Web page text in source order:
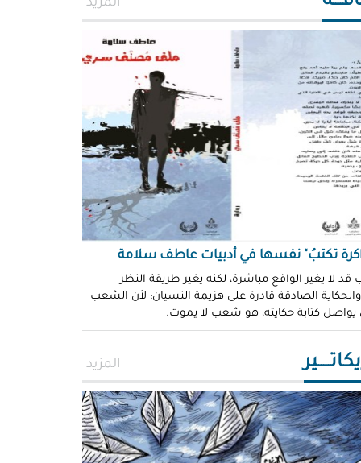
المزيد
تكتبُ" نفسها في أدبيات عاطف سلامة
قد لا يغير الواقع مباشرة، لكنه يغير طريقة النظر
والحكاية الصادقة قادرة على هزيمة النسيان؛ لأن الشعب
يواصل كتابة حكايته، هو شعب لا يموت.
المزيد